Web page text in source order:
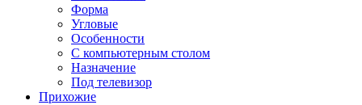
Форма
Угловые
Особенности
С компьютерным столом
Назначение
Под телевизор
Прихожие